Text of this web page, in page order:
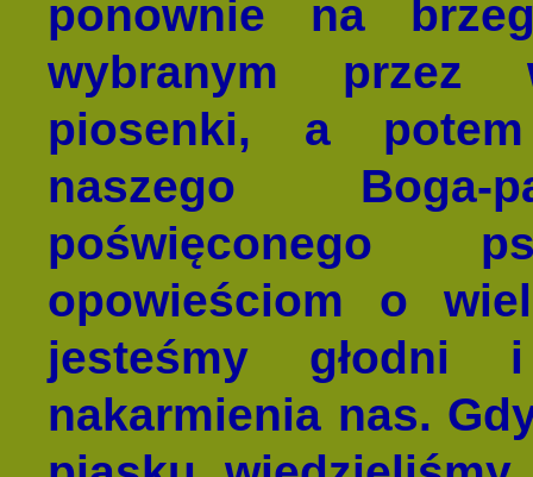
ponownie na
wybranym przez
piosenki, a
naszego
poświęconego
opowieściom o
jesteśmy głodni
nakarmienia nas.